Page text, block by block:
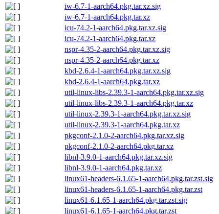
iw-6.7-1-aarch64.pkg.tar.xz.sig
iw-6.7-1-aarch64.pkg.tar.xz
icu-74.2-1-aarch64.pkg.tar.xz.sig
icu-74.2-1-aarch64.pkg.tar.xz
nspr-4.35-2-aarch64.pkg.tar.xz.sig
nspr-4.35-2-aarch64.pkg.tar.xz
kbd-2.6.4-1-aarch64.pkg.tar.xz.sig
kbd-2.6.4-1-aarch64.pkg.tar.xz
util-linux-libs-2.39.3-1-aarch64.pkg.tar.xz.sig
util-linux-libs-2.39.3-1-aarch64.pkg.tar.xz
util-linux-2.39.3-1-aarch64.pkg.tar.xz.sig
util-linux-2.39.3-1-aarch64.pkg.tar.xz
pkgconf-2.1.0-2-aarch64.pkg.tar.xz.sig
pkgconf-2.1.0-2-aarch64.pkg.tar.xz
libnl-3.9.0-1-aarch64.pkg.tar.xz.sig
libnl-3.9.0-1-aarch64.pkg.tar.xz
linux61-headers-6.1.65-1-aarch64.pkg.tar.zst.sig
linux61-headers-6.1.65-1-aarch64.pkg.tar.zst
linux61-6.1.65-1-aarch64.pkg.tar.zst.sig
linux61-6.1.65-1-aarch64.pkg.tar.zst